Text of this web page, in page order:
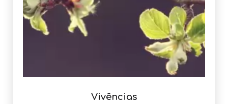
Vivências